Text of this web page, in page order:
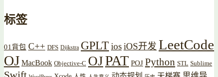
标签
01背包 C++ DFS Dijkstra GPLTiosiOS开发 LeetCode
OJ MacBook Objective-C OJPAT POJ Python STL Sublime